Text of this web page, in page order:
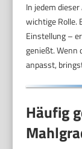
In jedem
wichtige Rolle.
Einstellung –
genießt. Wenn
anpasst,
Häufig